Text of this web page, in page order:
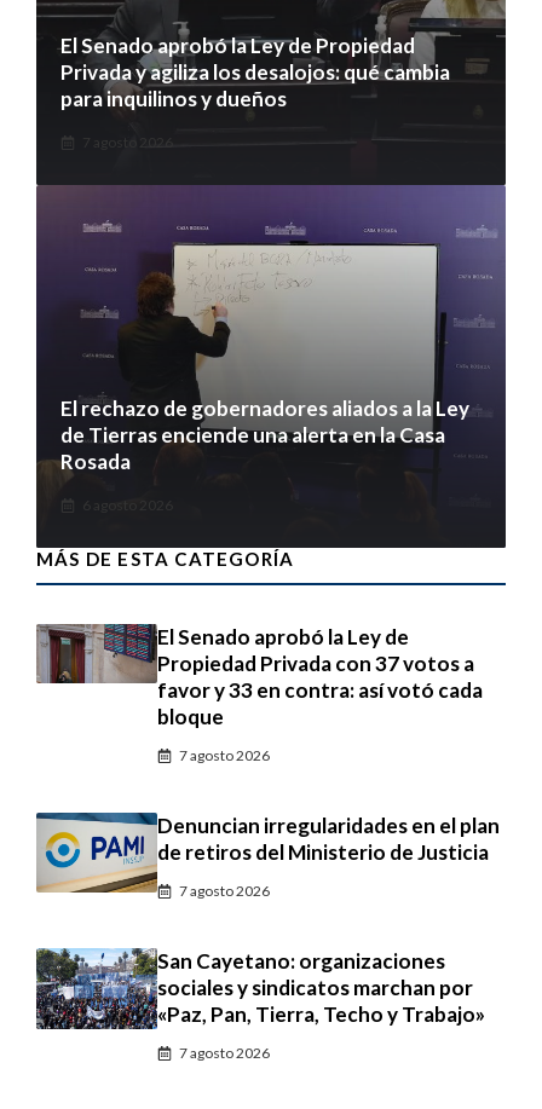
El Senado aprobó la Ley de Propiedad
Privada y agiliza los desalojos: qué cambia
para inquilinos y dueños
7 agosto 2026
El rechazo de gobernadores aliados a la Ley
de Tierras enciende una alerta en la Casa
Rosada
6 agosto 2026
MÁS DE ESTA CATEGORÍA
El Senado aprobó la Ley de
Propiedad Privada con 37 votos a
favor y 33 en contra: así votó cada
bloque
7 agosto 2026
Denuncian irregularidades en el plan
de retiros del Ministerio de Justicia
7 agosto 2026
San Cayetano: organizaciones
sociales y sindicatos marchan por
«Paz, Pan, Tierra, Techo y Trabajo»
7 agosto 2026